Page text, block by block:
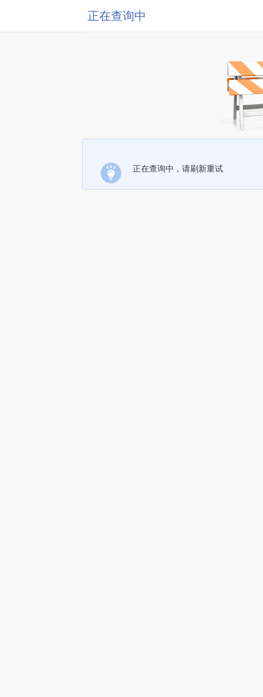
正在查询中
正在查询中，请刷新重试